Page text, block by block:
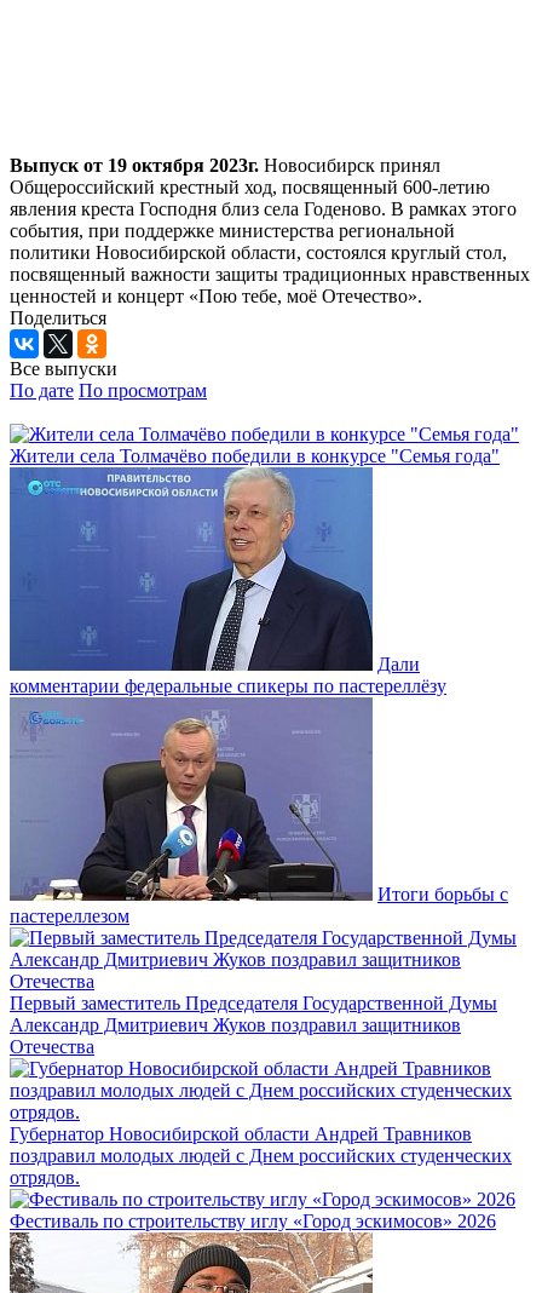
Выпуск от 19 октября 2023г. Новосибирск принял
Общероссийский крестный ход, посвященный 600-летию
явления креста Господня близ села Годеново. В рамках этого
события, при поддержке министерства региональной
политики Новосибирской области, состоялся круглый стол,
посвященный важности защиты традиционных нравственных
ценностей и концерт «Пою тебе, моё Отечество».
Поделиться
Все выпуски
По дате По просмотрам
Жители села Толмачёво победили в конкурсе "Семья года"
Дали
комментарии федеральные спикеры по пастереллёзу
Итоги борьбы с
пастереллезом
Первый заместитель Председателя Государственной Думы
Александр Дмитриевич Жуков поздравил защитников
Отечества
Губернатор Новосибирской области Андрей Травников
поздравил молодых людей с Днем российских студенческих
отрядов.
Фестиваль по строительству иглу «Город эскимосов» 2026